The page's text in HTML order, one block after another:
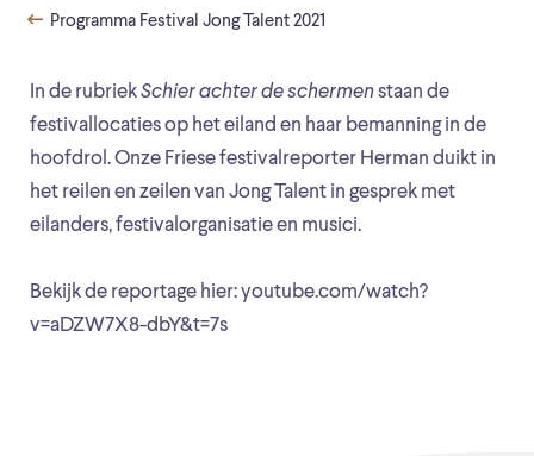
In de rubriekSchier achter de schermenstaan de
festivallocaties op het eiland en haar bemanning in de
hoofdrol. Onze Friese festivalreporter Herman duikt in
het reilen en zeilen van Jong Talent in gesprek met
eilanders, festivalorganisatie en musici.
Bekijk de reportage hier: youtube.com/watch?
v=aDZW7X8-dbY&t=7s
Programma Festival Jong Talent 2021